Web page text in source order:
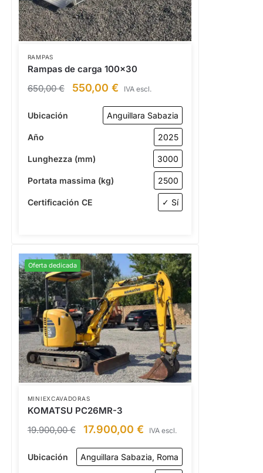
RAMPAS
Rampas de carga 100×30
650,00€ 550,00 € IVA escl.
Ubicación Anguillara Sabazia
Año 2025
Lunghezza (mm) 3000
Portata massima (kg) 2500
Certificación CE ✓ Sí
Oferta dedicada
MINIEXCAVADORAS
KOMATSU PC26MR-3
19.900,00€ 17.900,00 € IVA escl.
Ubicación Anguillara Sabazia, Roma